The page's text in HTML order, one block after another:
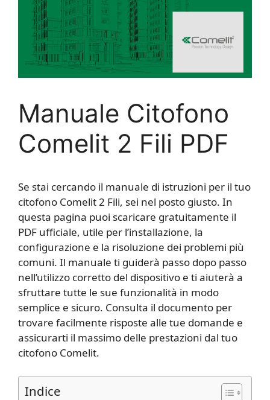
Manuale Citofono
Comelit 2 Fili PDF
Se stai cercando il manuale di istruzioni per il tuo
citofono Comelit 2 Fili, sei nel posto giusto. In
questa pagina puoi scaricare gratuitamente il
PDF ufficiale, utile per l’installazione, la
configurazione e la risoluzione dei problemi più
comuni. Il manuale ti guiderà passo dopo passo
nell’utilizzo corretto del dispositivo e ti aiuterà a
sfruttare tutte le sue funzionalità in modo
semplice e sicuro. Consulta il documento per
trovare facilmente risposte alle tue domande e
assicurarti il massimo delle prestazioni dal tuo
citofono Comelit.
Indice